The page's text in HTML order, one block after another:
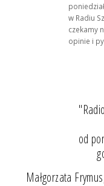
w Radiu
czekamy
opinie i
od
Małgorzata